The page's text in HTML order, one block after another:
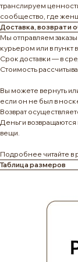
транслируем
сообщество, где
Доставка, возврат и
Мы отправляем
курьером или в пункт
Срок доставки — в
Стоимость
Вы можете вернуть
если он не был в
Возврат
Деньги возвращаются
вещи.
Подробнее читайте в
Таблица размеров